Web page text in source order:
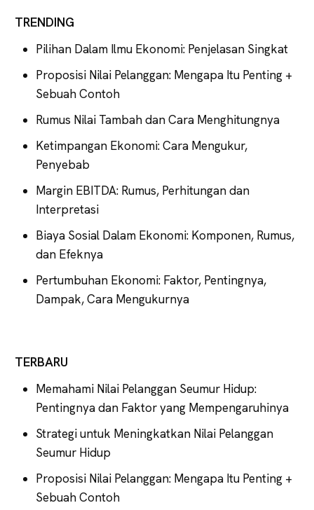
TRENDING
Pilihan Dalam Ilmu Ekonomi: Penjelasan Singkat
Proposisi Nilai Pelanggan: Mengapa Itu Penting +
Sebuah Contoh
Rumus Nilai Tambah dan Cara Menghitungnya
Ketimpangan Ekonomi: Cara Mengukur,
Penyebab
Margin EBITDA: Rumus, Perhitungan dan
Interpretasi
Biaya Sosial Dalam Ekonomi: Komponen, Rumus,
dan Efeknya
Pertumbuhan Ekonomi: Faktor, Pentingnya,
Dampak, Cara Mengukurnya
TERBARU
Memahami Nilai Pelanggan Seumur Hidup:
Pentingnya dan Faktor yang Mempengaruhinya
Strategi untuk Meningkatkan Nilai Pelanggan
Seumur Hidup
Proposisi Nilai Pelanggan: Mengapa Itu Penting +
Sebuah Contoh